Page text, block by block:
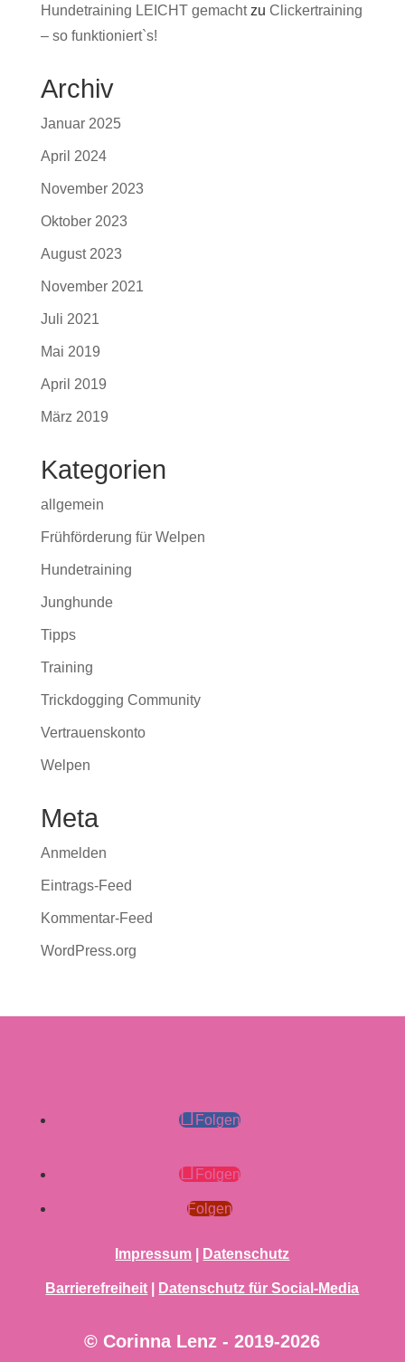
Hundetraining LEICHT gemachtzu Clickertraining
– so funktioniert`s!
Archiv
Januar 2025
April 2024
November 2023
Oktober 2023
August 2023
November 2021
Juli 2021
Mai 2019
April 2019
März 2019
Kategorien
allgemein
Frühförderung für Welpen
Hundetraining
Junghunde
Tipps
Training
Trickdogging Community
Vertrauenskonto
Welpen
Meta
Anmelden
Eintrags-Feed
Kommentar-Feed
WordPress.org
Impressum Datenschutz
Barrierefreiheit Datenschutz für Social-Media
© Corinna Lenz - 2019-2026
Folgen
Folgen
Folgen